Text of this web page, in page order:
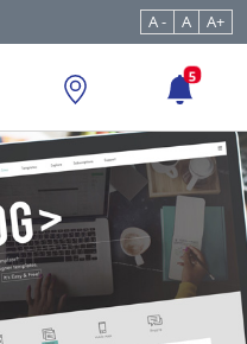
A - A A+
5